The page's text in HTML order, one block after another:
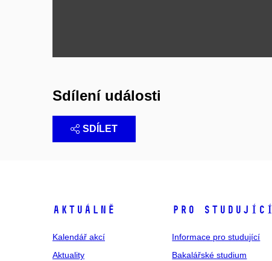
Sdílení události
SDÍLET
Aktuálně
Kalendář akcí
Aktuality
Pro studující
Informace pro studující
Bakalářské studium